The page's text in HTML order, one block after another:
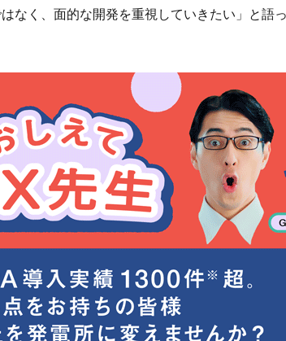
なく、面的な開発を重視していきたい」と語っ